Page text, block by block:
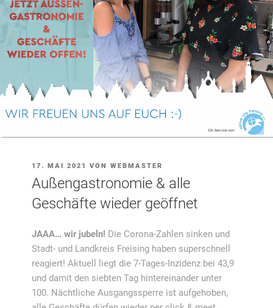
VERÖFFENTLICHT
AM
17. MAI 2021 VONWEBMASTER
Außengastronomie & alle
Geschäfte wieder geöffnet
JAAA… wir jubeln! Die Corona-Zahlen sinken und
Stadt- und Landkreis Freising haben superschnell
reagiert! Aktuell liegt die 7-Tages-Inzidenz bei 43,9
und damit den siebten Tag hintereinander unter
100. Nächtliche Ausgangssperre ist aufgehoben,